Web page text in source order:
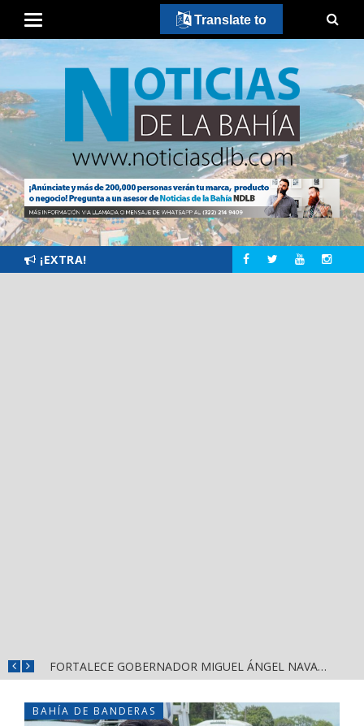
¡EXTRA!
FORTALECE GOBERNADOR MIGUEL ÁNGEL NAVARRO LA COORDINACIÓN CON EL SECTOR EDUCATIVO EN NAYARIT
BAHÍA DE BANDERAS
Translate to